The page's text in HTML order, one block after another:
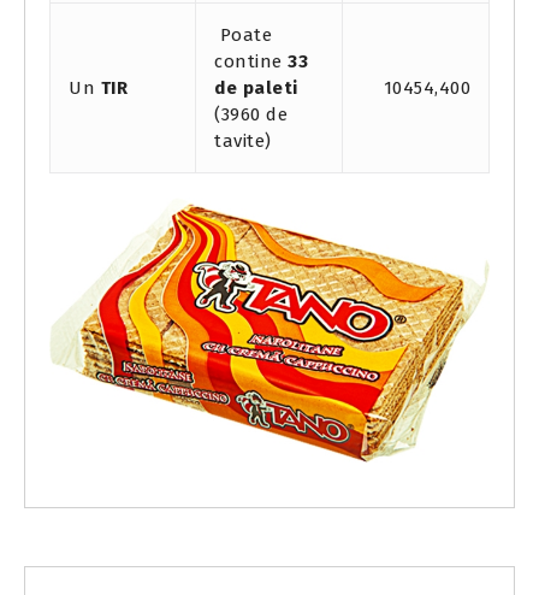
Un TIR
Poate
contine 33
de paleti
(3960 de
tavite)
10454,400